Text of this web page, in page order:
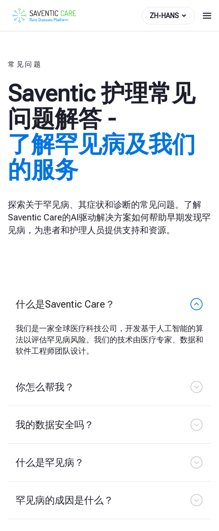
ZH-HANS
常见问题
Saventic 护理常见
问题解答 -
了解罕见病及我们
的服务
探索关于罕见病、其症状和诊断的常见问题。了解
Saventic Care的AI驱动解决方案如何帮助早期发现罕
见病，为患者和护理人员提供支持和资源。
什么是Saventic Care？
我们是一家全球医疗科技公司，开发基于人工智能的算
法以评估罕见病风险。我们的技术由医疗专家、数据和
软件工程师团队设计。
你怎么帮我？
我的数据安全吗？
什么是罕见病？
罕见病的成因是什么？